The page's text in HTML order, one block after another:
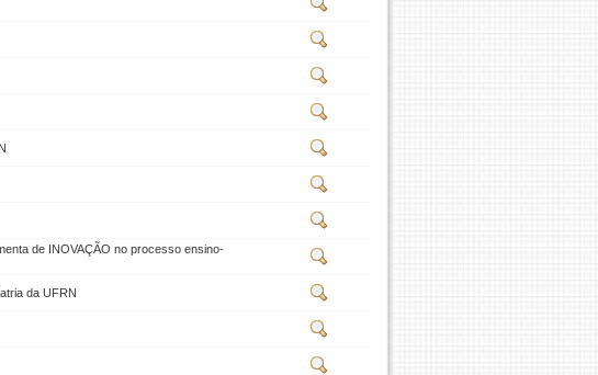
de INOVAÇÃO no processo ensino-
da UFRN